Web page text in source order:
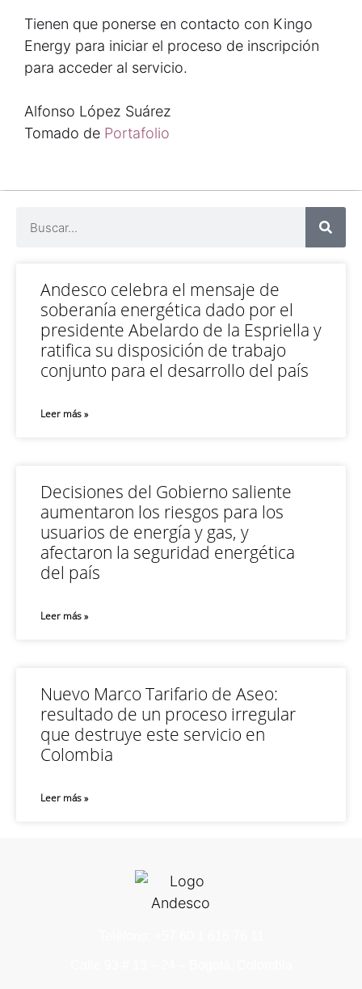
Tienen que ponerse en contacto con Kingo
Energy para iniciar el proceso de inscripción
para acceder al servicio.
Alfonso López Suárez
Tomado de Portafolio
Andesco celebra el mensaje de
soberanía energética dado por el
presidente Abelardo de la Espriella y
ratifica su disposición de trabajo
conjunto para el desarrollo del país
Leer más »
Decisiones del Gobierno saliente
aumentaron los riesgos para los
usuarios de energía y gas, y
afectaron la seguridad energética
del país
Leer más »
Nuevo Marco Tarifario de Aseo:
resultado de un proceso irregular
que destruye este servicio en
Colombia
Leer más »